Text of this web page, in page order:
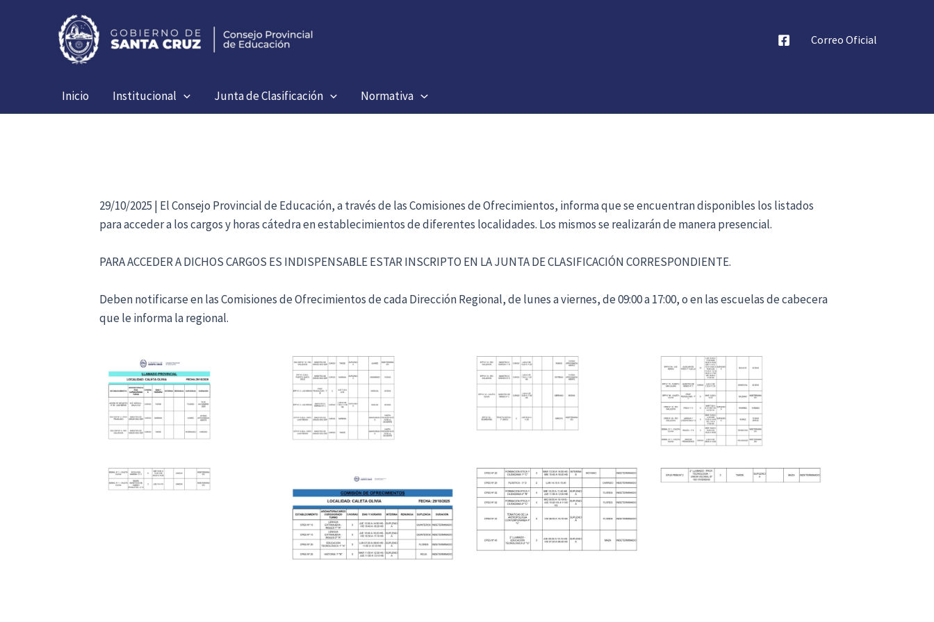
Correo Oficial
Inicio Institucional Junta de Clasificación Normativa
29/10/2025 | El Consejo Provincial de Educación, a través de las Comisiones de Ofrecimientos, informa que se encuentran disponibles los listados
para acceder a los cargos y horas cátedra en establecimientos de diferentes localidades. Los mismos se realizarán de manera presencial.
PARA ACCEDER A DICHOS CARGOS ES INDISPENSABLE ESTAR INSCRIPTO EN LA JUNTA DE CLASIFICACIÓN CORRESPONDIENTE.
Deben notificarse en las Comisiones de Ofrecimientos de cada Dirección Regional, de lunes a viernes, de 09:00 a 17:00, o en las escuelas de cabecera
que le informa la regional.